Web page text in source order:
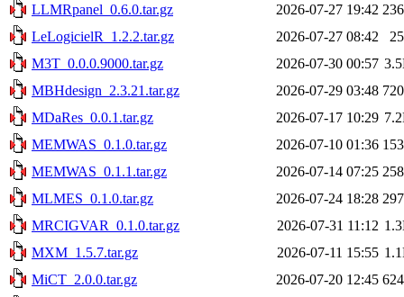
LLMRpanel_0.6.0.tar.gz
2026-07-27 19:42
LeLogicielR_1.2.2.tar.gz
2026-07-27 08:42
M3T_0.0.0.9000.tar.gz
2026-07-30 00:57
MBHdesign_2.3.21.tar.gz
2026-07-29 03:48
MDaRes_0.0.1.tar.gz
2026-07-17 10:29
MEMWAS_0.1.0.tar.gz
2026-07-10 01:36
MEMWAS_0.1.1.tar.gz
2026-07-14 07:25
MLMES_0.1.0.tar.gz
2026-07-24 18:28
MRCIGVAR_0.1.0.tar.gz
2026-07-31 11:12
MXM_1.5.7.tar.gz
2026-07-11 15:55
MiCT_2.0.0.tar.gz
2026-07-20 12:45